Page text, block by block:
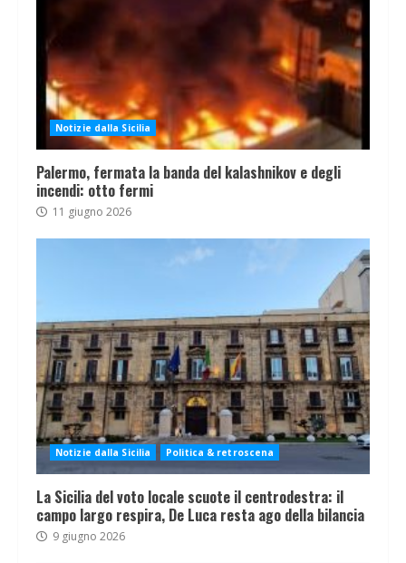
Notizie dalla Sicilia
Palermo, fermata la banda del kalashnikov e degli
incendi: otto fermi
11 giugno 2026
Notizie dalla Sicilia Politica & retroscena
La Sicilia del voto locale scuote il centrodestra: il
campo largo respira, De Luca resta ago della bilancia
9 giugno 2026